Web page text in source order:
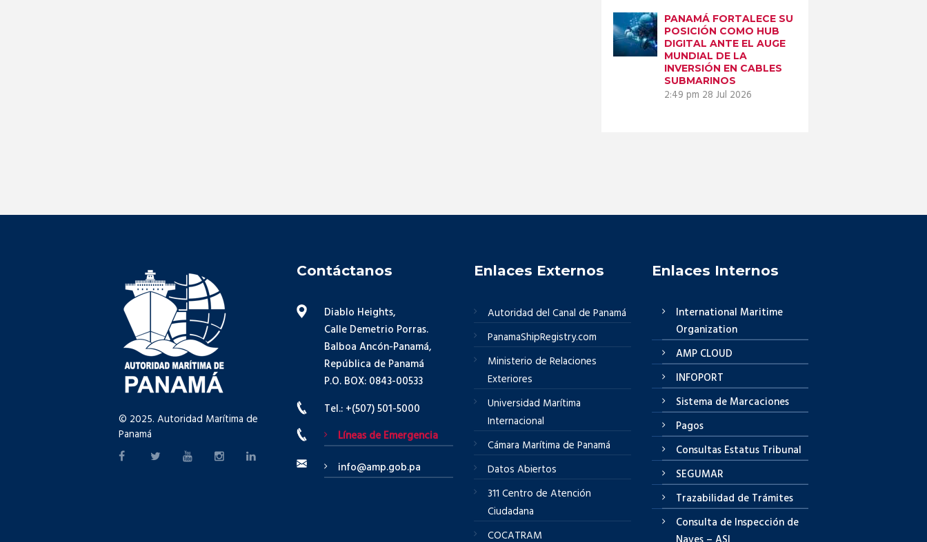
PANAMÁ FORTALECE SU
POSICIÓN COMO HUB
DIGITAL ANTE EL AUGE
MUNDIAL DE LA
INVERSIÓN EN CABLES
SUBMARINOS
2:49 pm 28 Jul 2026
© 2025. Autoridad Marítima de
Panamá
Contáctanos
Diablo Heights,
Calle Demetrio Porras.
Balboa Ancón-Panamá,
República de Panamá
P.O. BOX: 0843-00533
Tel.: +(507) 501-5000
Líneas de Emergencia
info@amp.gob.pa
Enlaces Externos
Autoridad del Canal de Panamá
PanamaShipRegistry.com
Ministerio de Relaciones
Exteriores
Universidad Marítima
Internacional
Cámara Marítima de Panamá
Datos Abiertos
311 Centro de Atención
Ciudadana
COCATRAM
Enlaces Internos
International Maritime
Organization
AMP CLOUD
INFOPORT
Sistema de Marcaciones
Pagos
Consultas Estatus Tribunal
SEGUMAR
Trazabilidad de Trámites
Consulta de Inspección de